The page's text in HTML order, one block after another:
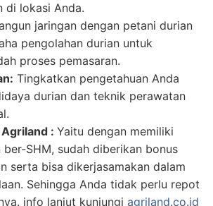
di lokasi Anda.
jaringan dengan petani durian
pengolahan durian untuk
proses pemasaran.
Tingkatkan pengetahuan Anda
durian dan teknik perawatan
: Yaitu dengan memiliki
ber-SHM, sudah diberikan bonus
serta bisa dikerjasamakan dalam
Sehingga Anda tidak perlu repot
info lanjut kunjungi agriland.co.id